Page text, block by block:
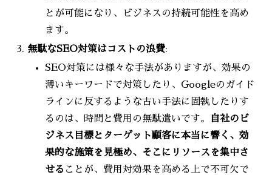
とが可能になり、ビジネスの持続可能性を高め
ます。
無駄なSEO対策はコストの浪費:
SEO対策には様々な手法がありますが、効果の
薄いキーワードで対策したり、Googleのガイド
ラインに反するような古い手法に固執したりす
るのは、時間と費用の無駄遣いです。
自社のビ
ジネス目標とターゲット顧客に本当に響く、効
果的な施策を見極め、そこにリソースを集中さ
せる ことが、費用対効果を高める上で不可欠で